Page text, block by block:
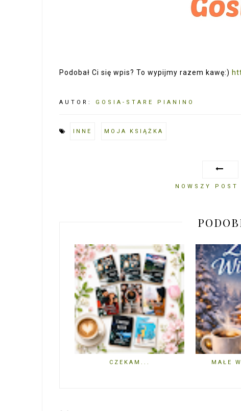
Podobał Ci się wpis? To wypijmy razem kawę:)
AUTOR: GOSIA-STARE PIANINO
INNE MOJA KSIĄŻKA
NOWSZY POST
CZEKAM... MAŁE